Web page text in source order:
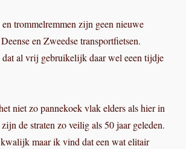
trommelremmen zijn geen nieuwe
en Zweedse transportfietsen.
al vrij gebruikelijk daar wel eeen tijdje
niet zo pannekoek vlak elders als hier in
de straten zo veilig als 50 jaar geleden.
maar ik vind dat een wat elitair